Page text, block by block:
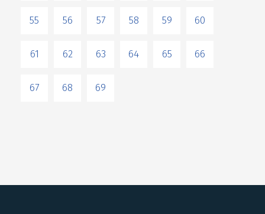
55 56 57 58 59 60
61 62 63 64 65 66
67 68 69